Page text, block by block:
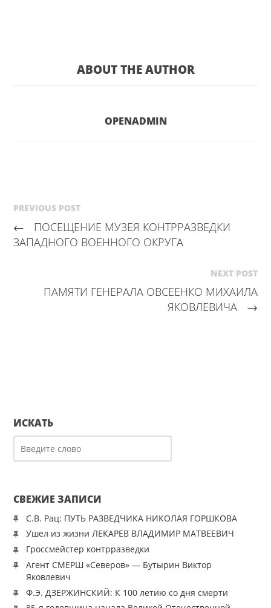
ABOUT THE AUTHOR
OPENADMIN
PREVIOUS POST
←
ПОСЕЩЕНИЕ МУЗЕЯ КОНТРРАЗВЕДКИ
ЗАПАДНОГО ВОЕННОГО ОКРУГА
NEXT POST
ПАМЯТИ ГЕНЕРАЛА ОВСЕЕНКО МИХАИЛА
ЯКОВЛЕВИЧА
→
ИСКАТЬ
СВЕЖИЕ ЗАПИСИ
С.В. Рац: ПУТЬ РАЗВЕДЧИКА НИКОЛАЯ ГОРШКОВА
Ушел из жизни ЛЕКАРЕВ ВЛАДИМИР МАТВЕЕВИЧ
Гроссмейстер контрразведки
Агент СМЕРШ «Северов» — Бутырин Виктор
Яковлевич
Ф.Э. ДЗЕРЖИНСКИЙ: К 100 летию со дня смерти